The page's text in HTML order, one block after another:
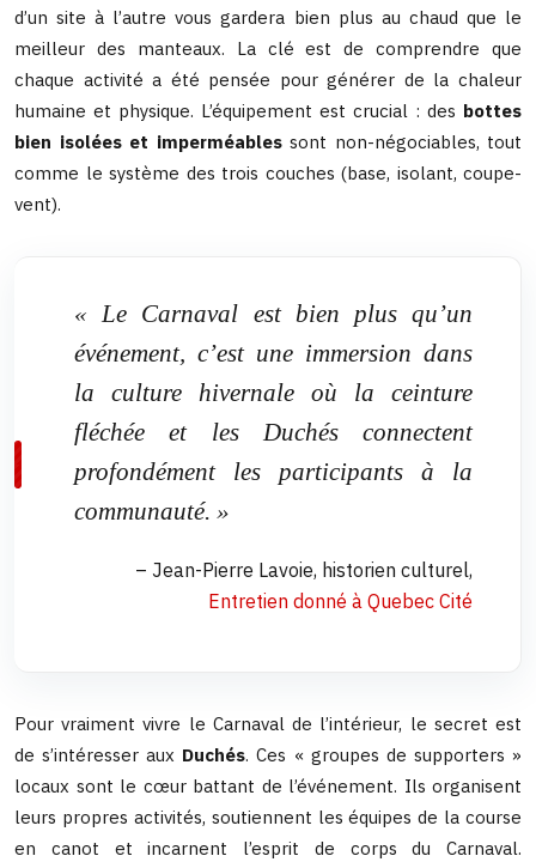
d’un site à l’autre vous gardera bien plus au chaud que le
meilleur des manteaux. La clé est de comprendre que
chaque activité a été pensée pour générer de la chaleur
humaine et physique. L’équipement est crucial : des bottes
bien isolées et imperméablessont non-négociables, tout
comme le système des trois couches (base, isolant, coupe-
vent).
« Le Carnaval est bien plus qu’un
événement, c’est une immersion dans
la culture hivernale où la ceinture
fléchée et les Duchés connectent
profondément les participants à la
communauté. »
– Jean-Pierre Lavoie, historien culturel,
Entretien donné à Quebec Cité
Pour vraiment vivre le Carnaval de l’intérieur, le secret est
de s’intéresser aux Duchés. Ces « groupes de supporters »
locaux sont le cœur battant de l’événement. Ils organisent
leurs propres activités, soutiennent les équipes de la course
en canot et incarnent l’esprit de corps du Carnaval.